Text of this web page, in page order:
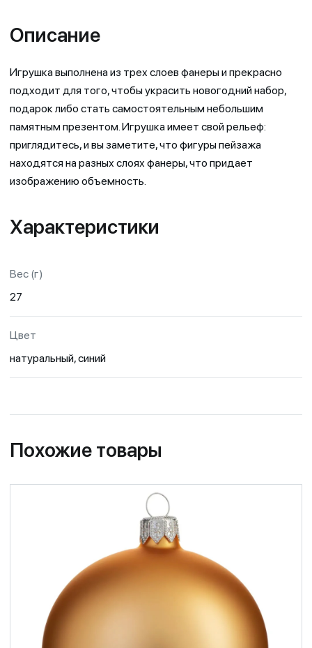
Описание
Игрушка выполнена из трех слоев фанеры и прекрасно
подходит для того, чтобы украсить новогодний набор,
подарок либо стать самостоятельным небольшим
памятным презентом. Игрушка имеет свой рельеф:
приглядитесь, и вы заметите, что фигуры пейзажа
находятся на разных слоях фанеры, что придает
изображению объемность.
Характеристики
Вес (г)
27
Цвет
натуральный, синий
Похожие товары